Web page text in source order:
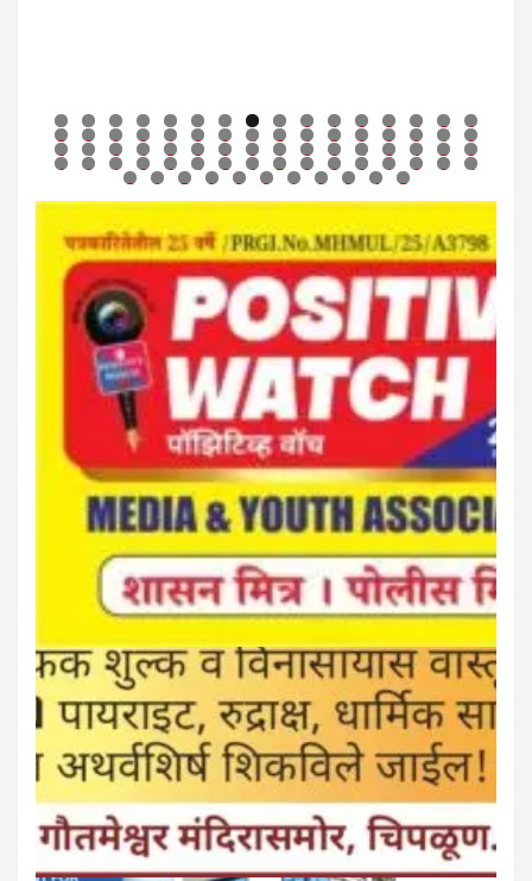
0 1 2 3 4 5 6
7 8 9 0 1 2 3 4 5 6 7 8 9 0 1 2
3 4 5 6 7 8 9 0 1 2 3 4 5 6 7 8
9 0 1 2 3 4 5 6 7 8 9 0 1 2 3 4
5 6 7 8 9 0 1 2 3 4 5